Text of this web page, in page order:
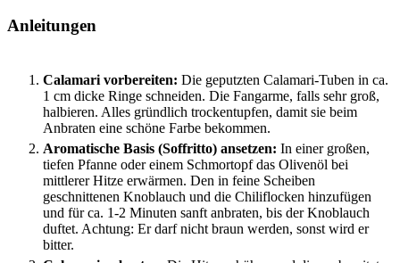
Anleitungen
Calamari vorbereiten: Die geputzten Calamari-Tuben in ca.
1 cm dicke Ringe schneiden. Die Fangarme, falls sehr groß,
halbieren. Alles gründlich trockentupfen, damit sie beim
Anbraten eine schöne Farbe bekommen.
Aromatische Basis (Soffritto) ansetzen: In einer großen,
tiefen Pfanne oder einem Schmortopf das Olivenöl bei
mittlerer Hitze erwärmen. Den in feine Scheiben
geschnittenen Knoblauch und die Chiliflocken hinzufügen
und für ca. 1-2 Minuten sanft anbraten, bis der Knoblauch
duftet. Achtung: Er darf nicht braun werden, sonst wird er
bitter.